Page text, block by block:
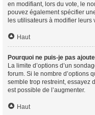
en modifiant, lors du vote, le
pouvez également spécifier
les utilisateurs à modifier leurs
Haut
Pourquoi ne puis-je pas
La limite d’options d’un
forum. Si le nombre d’options
semble trop restreint, essayez
est possible de l’augmenter.
Haut